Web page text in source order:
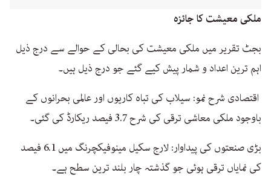
ملکی معیشت کا جائزہ
بجٹ تقریر میں ملکی معیشت کی بحالی کے حوالے سے درج ذیل
اہم ترین اعداد و شمار پیش کیے گئے جو درج ذیل ہیں۔
اقتصادی شرح نمو: سیلاب کی تباہ کاریوں اور عالمی بحرانوں کے
باوجود ملکی معاشی ترقی کی شرح 3.7 فیصد ریکارڈ کی گئی۔
بڑی صنعتوں کی پیداوار: لارج سکیل مینوفیکچرنگ میں 6.1 فیصد
کی نمایاں ترقی ہوئی جو گذشتہ چار بلند ترین سطح ہے۔